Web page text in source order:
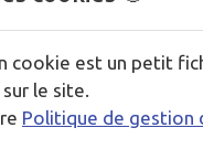
cookie est un petit
le site.
Politique de gestion